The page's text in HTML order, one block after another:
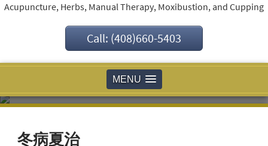
Acupuncture, Herbs, Manual Therapy, Moxibustion, and Cupping
Call: (408)660-5403
MENU
冬病夏治